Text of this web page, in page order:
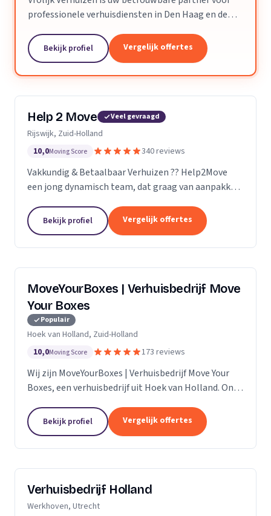
professionele verhuisdiensten in Den Haag en de
ervaring en een toegewijd team zorgen wij ervoor
dat uw verhuizing soepel en zorgeloos verloopt.
Bekijk profiel Vergelijk offertes
Help 2 Move Veel gevraagd
Rijswijk, Zuid-Holland
10,0Moving Score 340 reviews
Vakkundig & Betaalbaar Verhuizen ?? Help2Move
een jong dynamisch team, dat graag van aanpakken
Vraag naar de mogelijkheden.
Bekijk profiel Vergelijk offertes
MoveYourBoxes | Verhuisbedrijf Move
Your Boxes
Populair
Hoek van Holland, Zuid-Holland
10,0Moving Score 173 reviews
Wij zijn MoveYourBoxes | Verhuisbedrijf Move Your
Boxes, een verhuisbedrijf uit Hoek van Holland. Ons
Bekijk profiel Vergelijk offertes
Verhuisbedrijf Holland
Werkhoven, Utrecht